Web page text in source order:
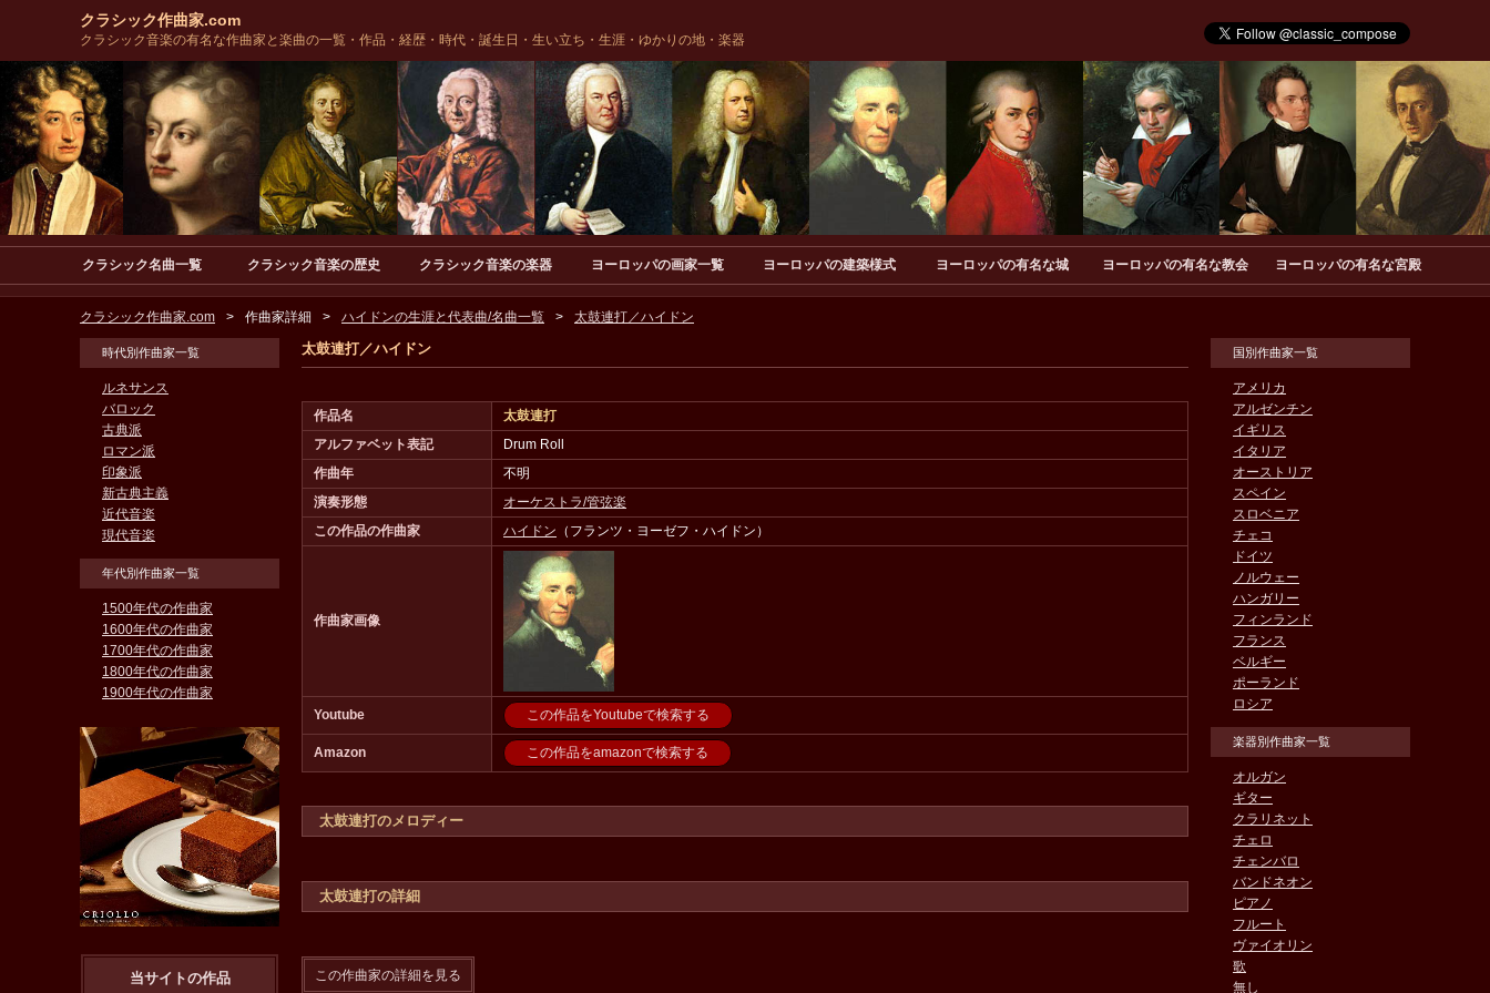
クラシック作曲家.com
クラシック音楽の有名な作曲家と楽曲の一覧・作品・経歴・時代・誕生日・生い立ち・生涯・ゆかりの地・楽器
クラシック名曲一覧 クラシック音楽の歴史 クラシック音楽の楽器 ヨーロッパの画家一覧 ヨーロッパの建築様式 ヨーロッパの有名な城 ヨーロッパの有名な教会 ヨーロッパの有名な宮殿
クラシック作曲家.com 作曲家詳細 ハイドンの生涯と代表曲/名曲一覧 太鼓連打／ハイドン
太鼓連打／ハイドン
作品名
太鼓連打
アルファベット表記
Drum Roll
作曲年
不明
演奏形態
オーケストラ/管弦楽
この作品の作曲家
ハイドン （フランツ・ヨーゼフ・ハイドン）
作曲家画像
Youtube この作品をYoutubeで検索する
Amazon この作品をamazonで検索する
太鼓連打のメロディー
太鼓連打の詳細
この作曲家の詳細を見る
時代別作曲家一覧
ルネサンス
バロック
古典派
ロマン派
印象派
新古典主義
近代音楽
現代音楽
年代別作曲家一覧
1500年代の作曲家
1600年代の作曲家
1700年代の作曲家
1800年代の作曲家
1900年代の作曲家
当サイトの作品
国別作曲家一覧
アメリカ
アルゼンチン
イギリス
イタリア
オーストリア
スペイン
スロベニア
チェコ
ドイツ
ノルウェー
ハンガリー
フィンランド
フランス
ベルギー
ポーランド
ロシア
楽器別作曲家一覧
オルガン
ギター
クラリネット
チェロ
チェンバロ
バンドネオン
ピアノ
フルート
ヴァイオリン
歌
無し